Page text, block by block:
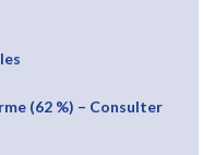
(62 %) – Consulter